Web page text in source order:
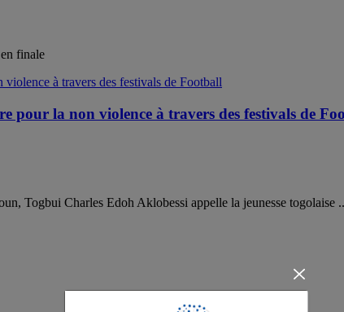
finale
la non violence à travers des festivals de
Togbui Charles Edoh Aklobessi appelle la jeunesse togolaise